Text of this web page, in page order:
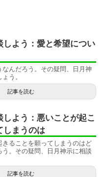
しよう：愛と希望につい
んだろう。その疑問、日月神
う。
記事を読む
しよう：悪いことが起こ
しまうのは
きることを願ってしまうのはど
う。その疑問、日月神示に相談
記事を読む